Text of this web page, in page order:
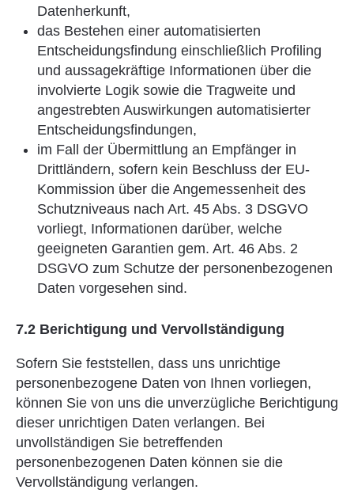
Datenherkunft,
das Bestehen einer automatisierten
Entscheidungsfindung einschließlich Profiling
und aussagekräftige Informationen über die
involvierte Logik sowie die Tragweite und
angestrebten Auswirkungen automatisierter
Entscheidungsfindungen,
im Fall der Übermittlung an Empfänger in
Drittländern, sofern kein Beschluss der EU-
Kommission über die Angemessenheit des
Schutzniveaus nach Art. 45 Abs. 3 DSGVO
vorliegt, Informationen darüber, welche
geeigneten Garantien gem. Art. 46 Abs. 2
DSGVO zum Schutze der personenbezogenen
Daten vorgesehen sind.
7.2 Berichtigung und Vervollständigung
Sofern Sie feststellen, dass uns unrichtige
personenbezogene Daten von Ihnen vorliegen,
können Sie von uns die unverzügliche Berichtigung
dieser unrichtigen Daten verlangen. Bei
unvollständigen Sie betreffenden
personenbezogenen Daten können sie die
Vervollständigung verlangen.